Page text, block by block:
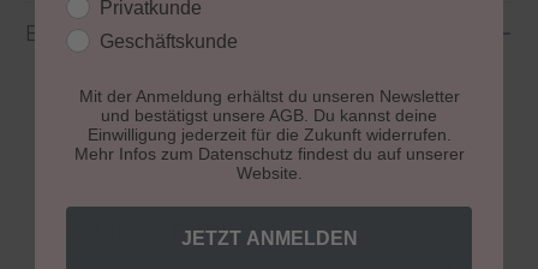
Bewertungen
Produktgalerie überspringen
Perfektes Finish
Kundengruppe
Privatkunde
Geschäftskunde
Mit der Anmeldung erhältst du unseren Newsletter
und bestätigst unsere AGB. Du kannst deine
Einwilligung jederzeit für die Zukunft widerrufen.
Mehr Infos zum Datenschutz findest du auf unserer
Website.
JETZT ANMELDEN